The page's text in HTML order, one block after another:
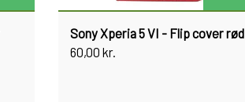
Sony Xperia 5 VI - Flip cover rød
60,00 kr.